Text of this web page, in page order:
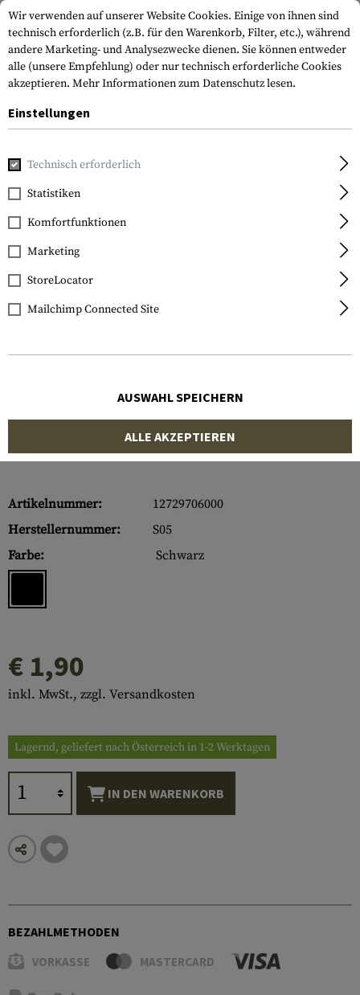
Home Ausrüstung
Earmor
Foam Earpad
Peplacement for
M31/M32 PLUS
Artikelnummer:
12729706000
Herstellernummer:
S05
Farbe:
Schwarz
€ 1,90
inkl. MwSt., zzgl. Versandkosten
Lagernd, geliefert nach Österreich in 1-2 Werktagen
IN DEN WARENKORB
BEZAHLMETHODEN
VORKASSE MASTERCARD
Wir verwenden auf unserer Website Cookies. Einige von ihnen sind
technisch erforderlich (z.B. für den Warenkorb, Filter, etc.), während
andere Marketing- und Analysezwecke dienen. Sie können entweder
alle (unsere Empfehlung) oder nur technisch erforderliche Cookies
akzeptieren. Mehr Informationen zum Datenschutz lesen.
Einstellungen
Technisch erforderlich
Statistiken
Komfortfunktionen
Marketing
StoreLocator
Mailchimp Connected Site
AUSWAHL SPEICHERN
ALLE AKZEPTIEREN